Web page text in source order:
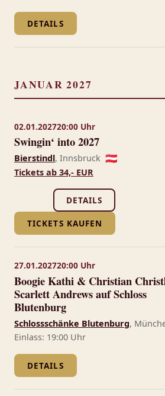
DETAILS
JANUAR 2027
02.01.202720:00 Uhr
Swingin‘ into 2027
Bierstindl, Innsbruck 🇦🇹
Tickets ab 34,- EUR
DETAILS
TICKETS KAUFEN
27.01.202720:00 Uhr
Boogie Kathi & Christian
Scarlett Andrews auf Schloss
Blutenburg
Schlossschänke Blutenburg,
Einlass: 19:00 Uhr
DETAILS